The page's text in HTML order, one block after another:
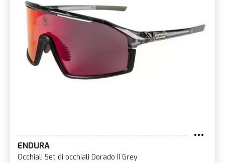
ENDURA
Occhiali Set di occhiali Dorado II Grey